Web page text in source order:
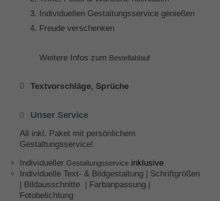
Individuellen Gestaltungsservice genießen
Freude verschenken
Weitere Infos zum Bestellablauf
Textvorschläge, Sprüche
Unser Service
All inkl. Paket mit persönlichem
Gestaltungsservice!
Individueller Gestaltungsservice inklusive
Individuelle Text- & Bildgestaltung | Schriftgrößen
| Bildausschnitte | Farbanpassung |
Fotobelichtung